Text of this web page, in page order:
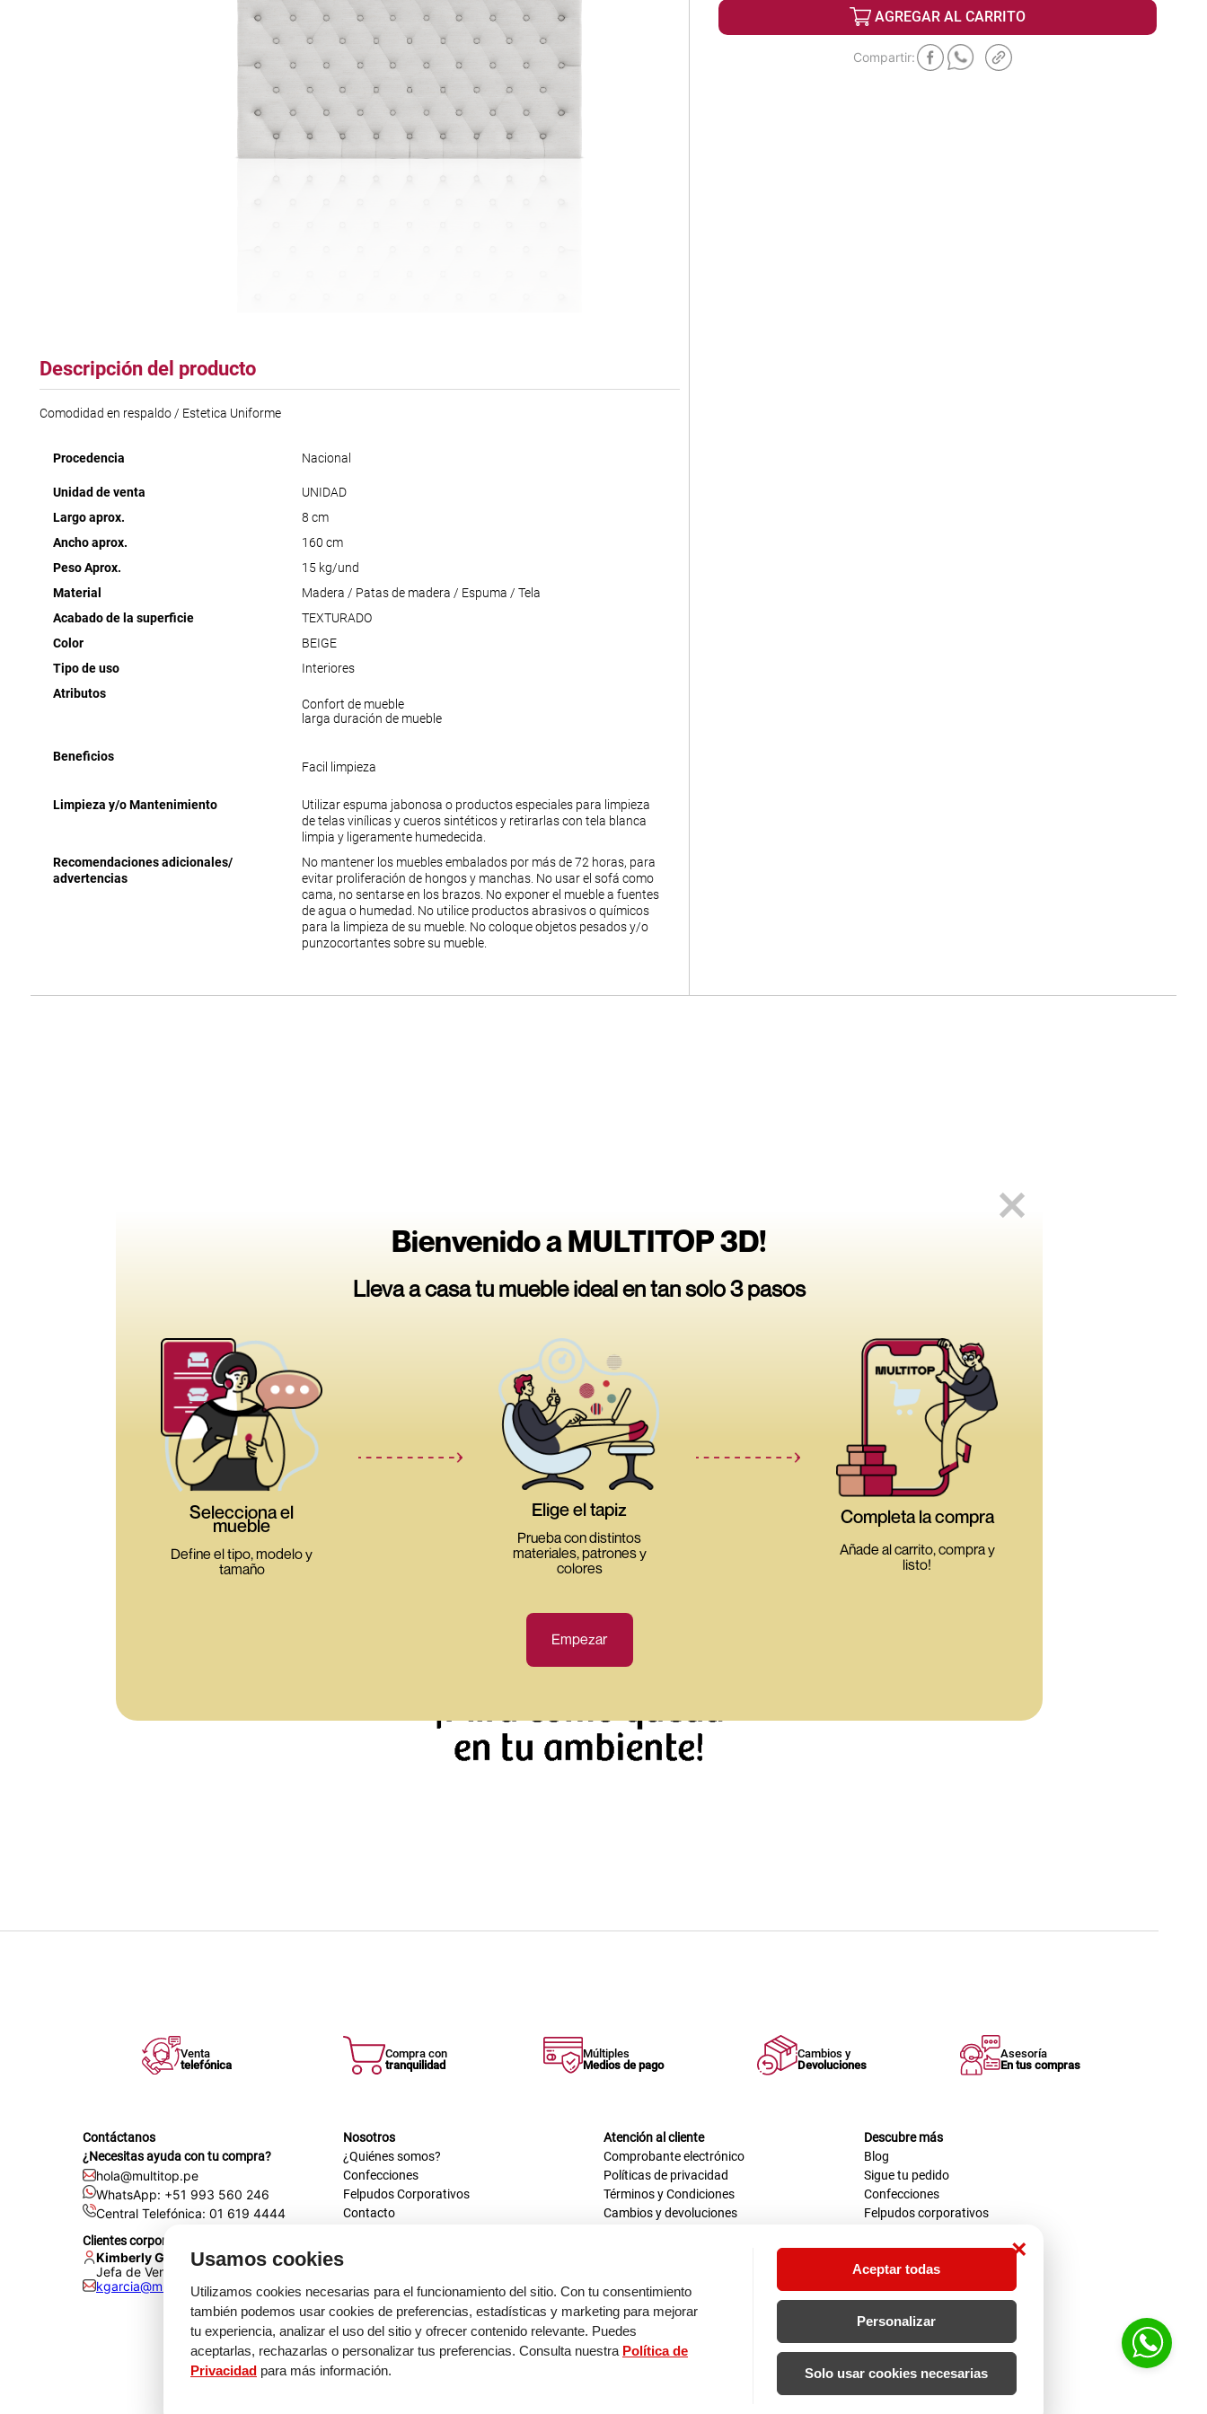
×
Usamos cookies
Utilizamos cookies necesarias para el funcionamiento del sitio. Con tu consentimiento
también podemos usar cookies de preferencias, estadísticas y marketing para mejorar
tu experiencia, analizar el uso del sitio y ofrecer contenido relevante. Puedes
aceptarlas, rechazarlas o personalizar tus preferencias. Consulta nuestra Política de
Privacidad para más información.
Aceptar todas
Personalizar
Solo usar cookies necesarias
Descripción del producto
Comodidad en respaldo / Estetica Uniforme
Procedencia Nacional
Unidad de venta
UNIDAD
Largo aprox.
8 cm
Ancho aprox.
160 cm
Peso Aprox.
15 kg/und
Material
Madera / Patas de madera / Espuma / Tela
Acabado de la superficie
TEXTURADO
Color
BEIGE
Tipo de uso
Interiores
Atributos
Confort de mueble
larga duración de mueble
Beneficios
Facil limpieza
Limpieza y/o Mantenimiento
Utilizar espuma jabonosa o productos especiales para limpieza
de telas vinílicas y cueros sintéticos y retirarlas con tela blanca
limpia y ligeramente humedecida.
Recomendaciones adicionales/
advertencias
No mantener los muebles embalados por más de 72 horas, para
evitar proliferación de hongos y manchas. No usar el sofá como
cama, no sentarse en los brazos. No exponer el mueble a fuentes
de agua o humedad. No utilice productos abrasivos o químicos
para la limpieza de su mueble. No coloque objetos pesados y/o
punzocortantes sobre su mueble.
AGREGAR AL CARRITO
Venta
telefónica
Compra con
tranquilidad
Múltiples
Medios de pago
Cambios y
Devoluciones
Asesoría
En tus compras
Contáctanos
¿Necesitas ayuda con tu compra?
hola@multitop.pe
WhatsApp: +51 993 560 246
Central Telefónica: 01 619 4444
Clientes corporativos
Kimberly Garcia
Jefa de Ventas Empresas
kgarcia@multitop.pe
Nosotros
¿Quiénes somos?
Confecciones
Felpudos Corporativos
Contacto
Tienda física
Av. Iquitos 670 - 699, La Victoria
L-S: 8:00 a.m. - 6:30 p.m.
Feriados: 9:00 a.m. - 5:00 p.m.
Atención al cliente
Comprobante electrónico
Políticas de privacidad
Términos y Condiciones
Cambios y devoluciones
Descubre más
Blog
Sigue tu pedido
Confecciones
Felpudos corporativos
tapete